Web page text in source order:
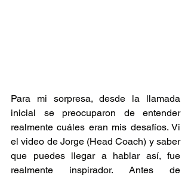
Para mi sorpresa, desde la llamada
inicial se preocuparon de entender
realmente cuáles eran mis desafíos. Vi
el video de Jorge (Head Coach) y saber
que puedes llegar a hablar así, fue
realmente inspirador. Antes de